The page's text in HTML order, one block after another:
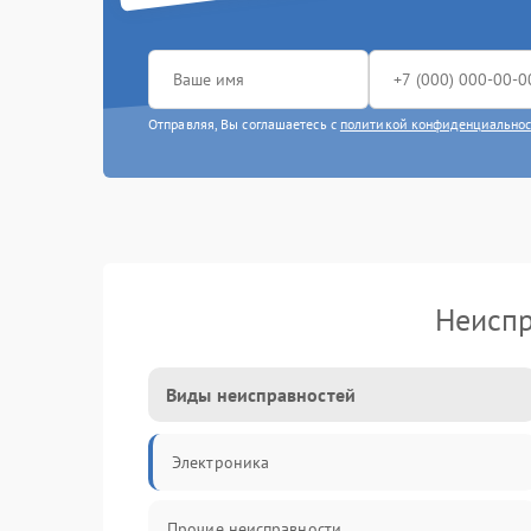
Отправляя, Вы соглашаетесь с политикой
Виды неисправностей
Электроника